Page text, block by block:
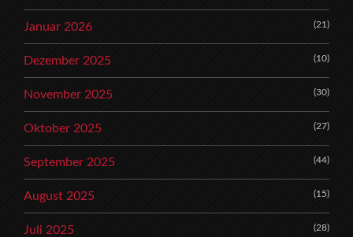
Januar 2026 (21)
Dezember 2025 (10)
November 2025 (30)
Oktober 2025 (27)
September 2025 (44)
August 2025 (15)
Juli 2025 (28)